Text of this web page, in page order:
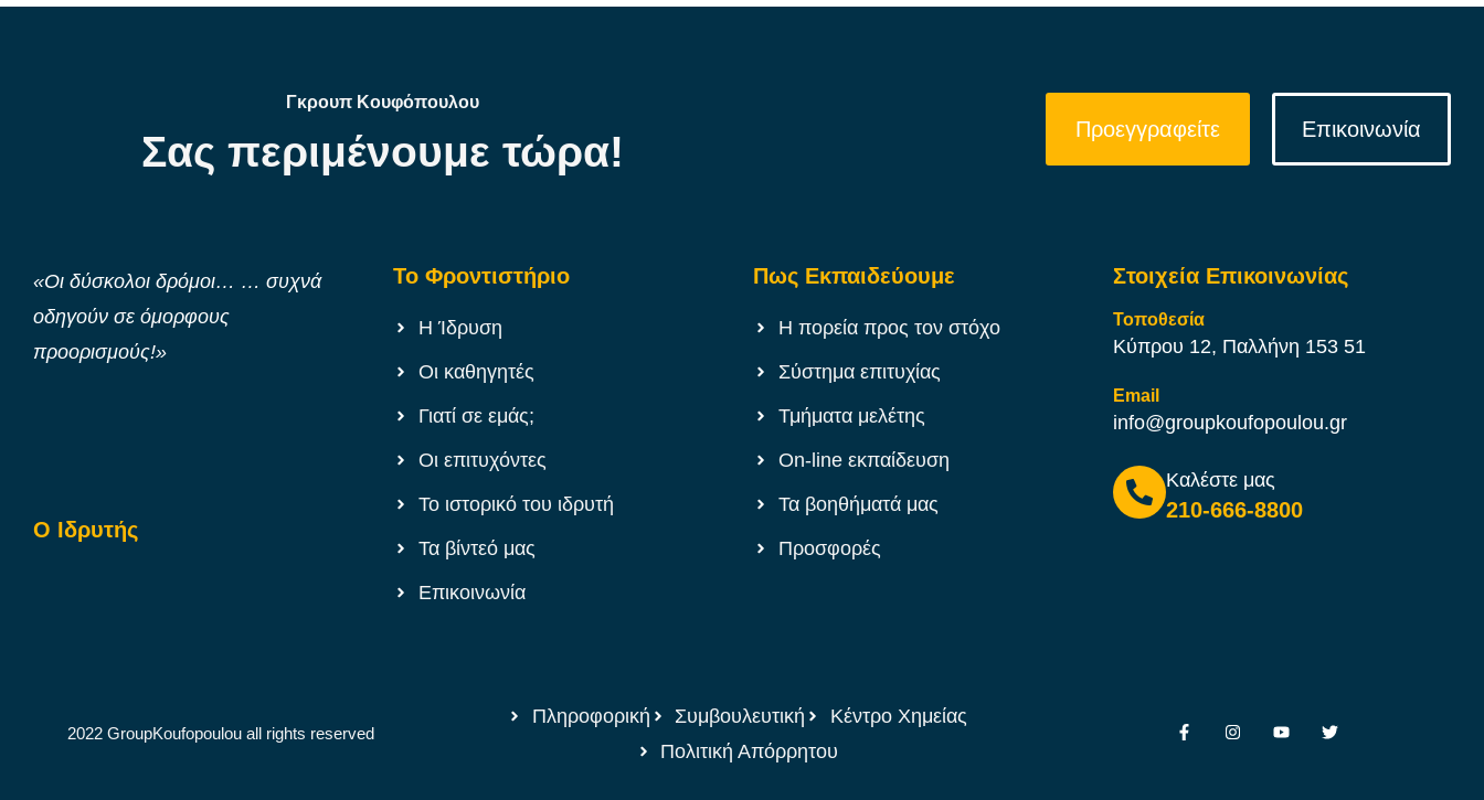
Γκρουπ Κουφόπουλου
Σας περιμένουμε τώρα! Προεγγραφείτε Επικοινωνία
«Οι δύσκολοι δρόμοι… … συχνά
οδηγούν σε όμορφους
προορισμούς!»
Ο Ιδρυτής
Το Φροντιστήριο
Η Ίδρυση
Οι καθηγητές
Γιατί σε εμάς;
Οι επιτυχόντες
Το ιστορικό του ιδρυτή
Τα βίντεό μας
Επικοινωνία
Πως Εκπαιδεύουμε
Η πορεία προς τον στόχο
Σύστημα επιτυχίας
Τμήματα μελέτης
On-line εκπαίδευση
Τα βοηθήματά μας
Προσφορές
Στοιχεία Επικοινωνίας
Τοποθεσία
Κύπρου 12, Παλλήνη 153 51
Email
info@groupkoufopoulou.gr
Καλέστε μας
210-666-8800
2022 GroupKoufopoulou all rights reserved
Πληροφορική Συμβουλευτική
Κέντρο Χημείας
Πολιτική Απόρρητου